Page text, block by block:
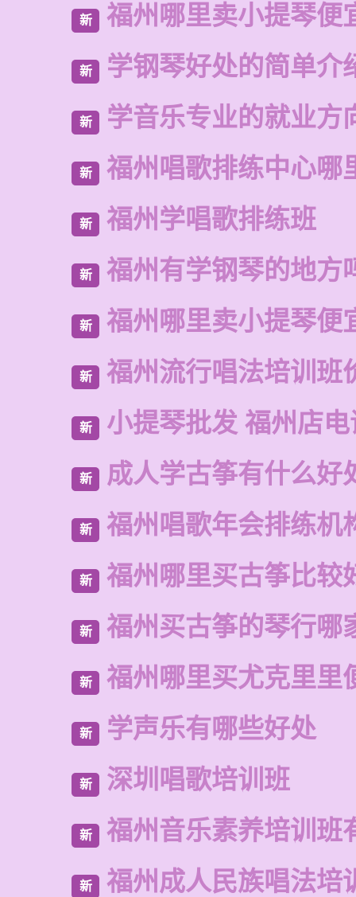
新 福州哪里卖小提琴便
新 学钢琴好处的简单介
新 学音乐专业的就业方
新 福州唱歌排练中心哪
新 福州学唱歌排练班
新 福州有学钢琴的地方
新 福州哪里卖小提琴便
新 福州流行唱法培训班
新 小提琴批发 福州店
新 成人学古筝有什么好
新 福州唱歌年会排练机
新 福州哪里买古筝比较
新 福州买古筝的琴行哪
新 福州哪里买尤克里里
新 学声乐有哪些好处
新 深圳唱歌培训班
新 福州音乐素养培训班
新 福州成人民族唱法培